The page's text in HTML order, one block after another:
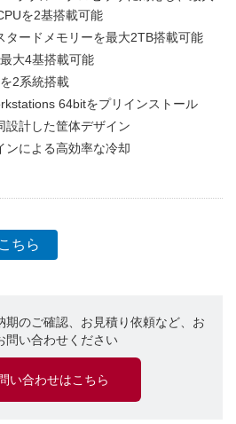
を2基搭載可能
タードメモリーを最大2TB搭載可能
大4基搭載可能
2系統搭載
64bitをプリインストール
設計した筐体デザイン
ンによる高効率な冷却
ちら
期のご確認、お見積り依頼など、お
問い合わせください
い合わせはこちら